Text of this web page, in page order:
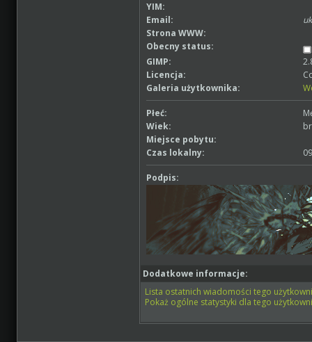
YIM:
Email:
Strona WWW:
Obecny status:
GIMP:
Licencja:
Galeria użytkownika:
Płeć:
Wiek:
Miejsce pobytu:
Czas lokalny:
Podpis:
Dodatkowe informacje:
Lista ostatnich wiadomości tego
Pokaż ogólne statystyki dla tego